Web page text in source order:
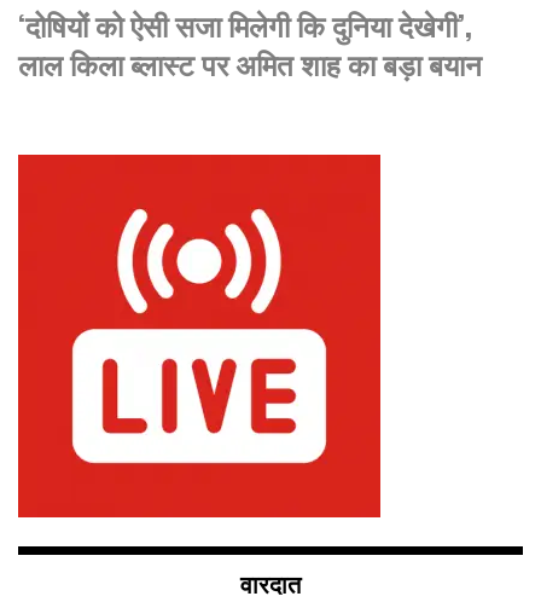
‘दोषियों को ऐसी सजा मिलेगी कि दुनिया देखेगी’,
लाल किला ब्लास्ट पर अमित शाह का बड़ा बयान
वारदात